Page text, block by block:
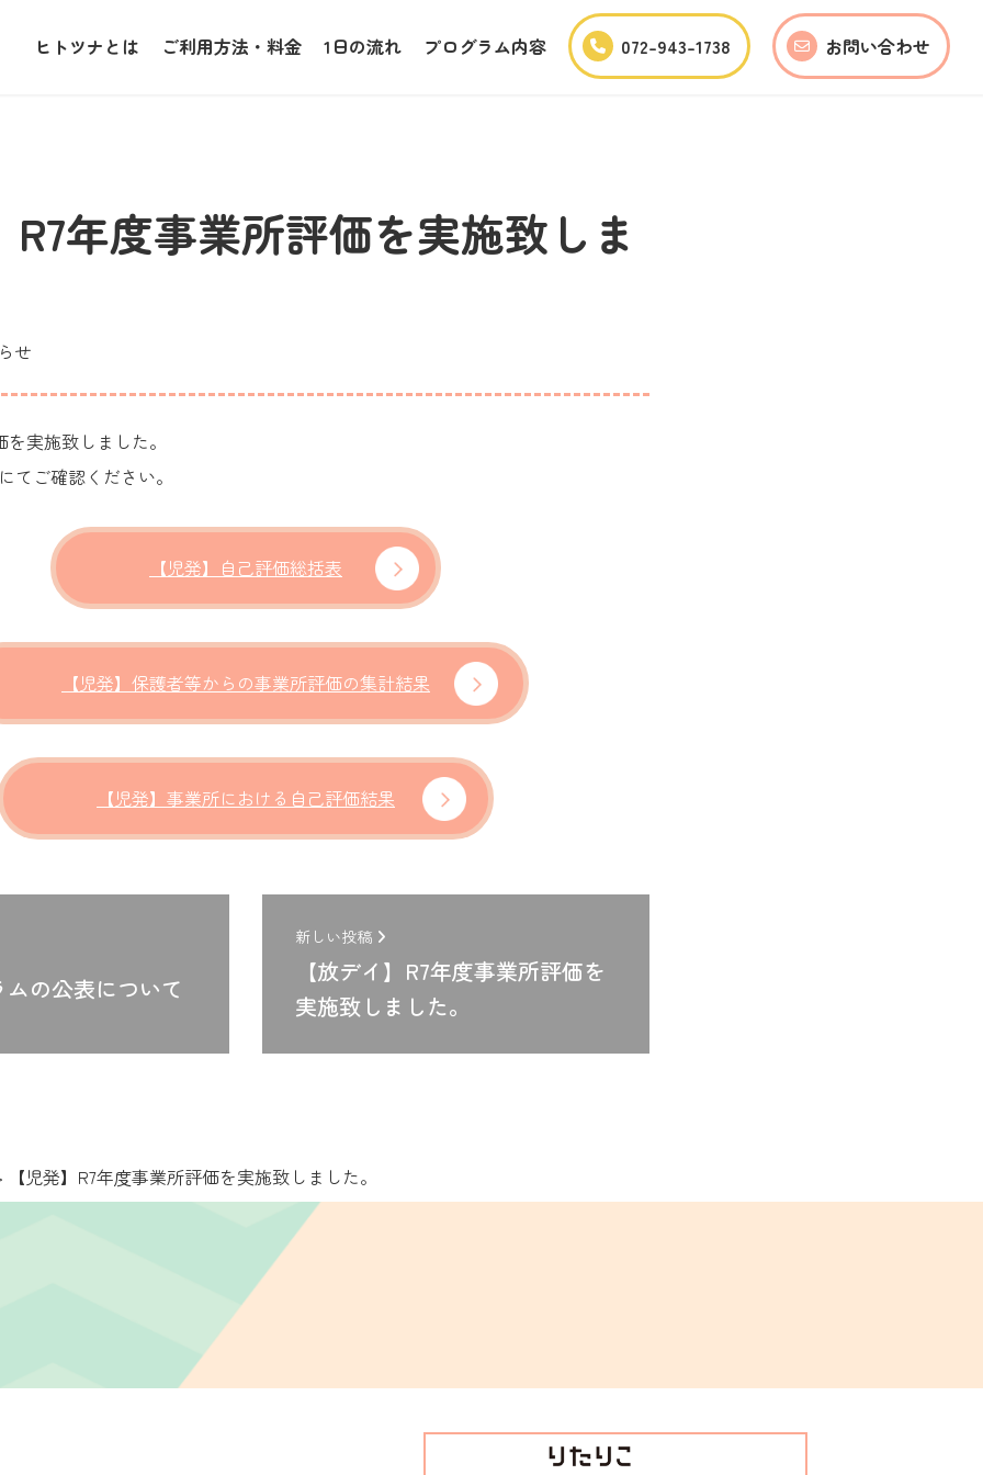
ヒトツナとは ご利用方法・料金 1日の流れ プログラム内容 072-943-1738 お問い合わせ
年度事業所評価を実施致しま
せ
実施致しました。
てご確認ください。
【児発】自己評価総括表
【児発】保護者等からの事業所評価の集計結果
【児発】事業所における自己評価結果
の公表について
新しい投稿
【放デイ】R7年度事業所評価を
実施致しました。
【児発】R7年度事業所評価を実施致しました。